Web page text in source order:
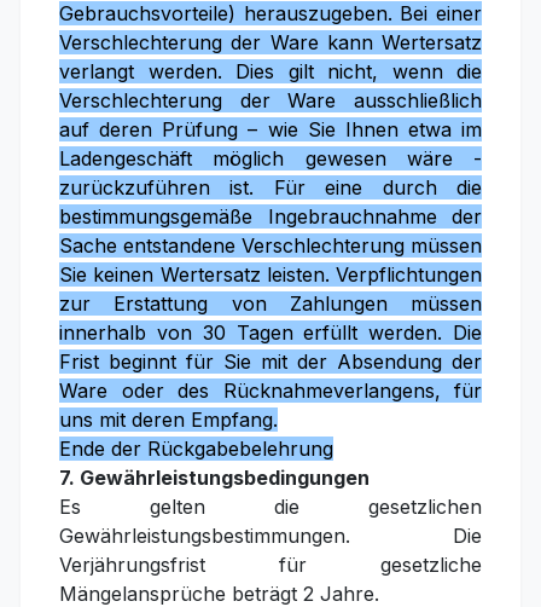
Gebrauchsvorteile) herauszugeben. Bei einer
Verschlechterung der Ware kann Wertersatz
verlangt werden. Dies gilt nicht, wenn die
Verschlechterung der Ware ausschließlich
auf deren Prüfung – wie Sie Ihnen etwa im
Ladengeschäft möglich gewesen wäre -
zurückzuführen ist. Für eine durch die
bestimmungsgemäße Ingebrauchnahme der
Sache entstandene Verschlechterung müssen
Sie keinen Wertersatz leisten. Verpflichtungen
zur Erstattung von Zahlungen müssen
innerhalb von 30 Tagen erfüllt werden. Die
Frist beginnt für Sie mit der Absendung der
Ware oder des Rücknahmeverlangens, für
uns mit deren Empfang.
Ende der Rückgabebelehrung
7. Gewährleistungsbedingungen
Es gelten die gesetzlichen
Gewährleistungsbestimmungen. Die
Verjährungsfrist für gesetzliche
Mängelansprüche beträgt 2 Jahre.